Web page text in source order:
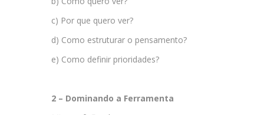
c) Por que quero ver?
d) Como estruturar o pensamento?
e) Como definir prioridades?
2 – Dominando a Ferramenta